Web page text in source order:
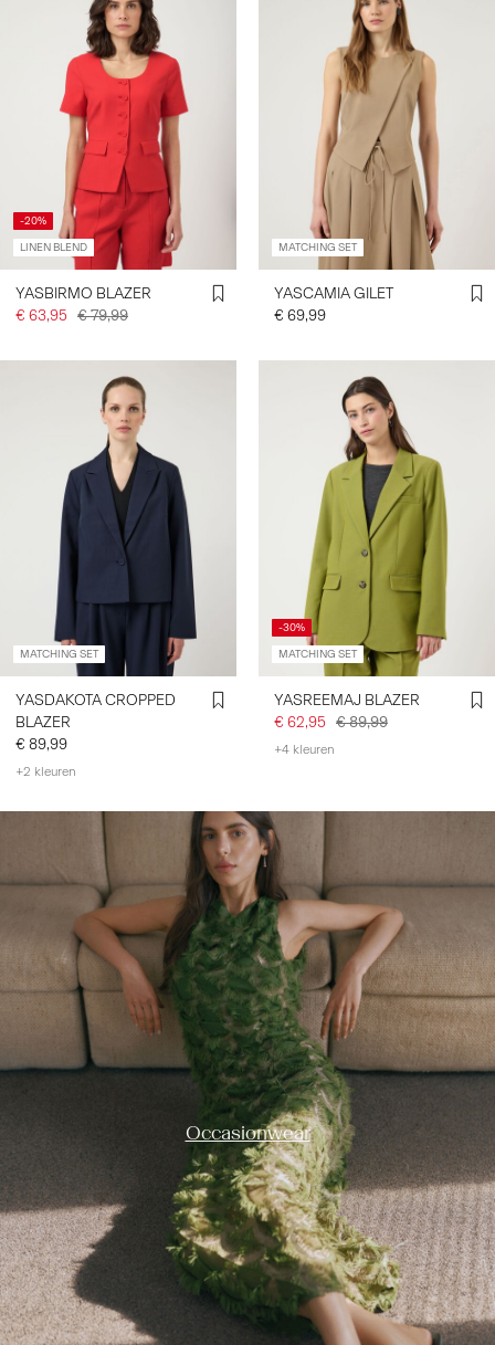
-20%
LINEN BLEND
YASBIRMO BLAZER
€ 63,95 € 79,99
MATCHING SET
YASCAMIA GILET
€ 69,99
MATCHING SET
YASDAKOTA CROPPED
BLAZER
€ 89,99
+2 kleuren
Occasionwear
https://www.y-a-s.com/nl-nl/gelegenheidskleding/
-30%
MATCHING SET
YASREEMAJ BLAZER
€ 62,95 € 89,99
+4 kleuren